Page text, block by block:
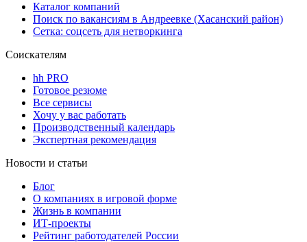
Каталог компаний
Поиск по вакансиям в Андреевке (Хасанский район)
Сетка: соцсеть для нетворкинга
Соискателям
hh PRO
Готовое резюме
Все сервисы
Хочу у вас работать
Производственный календарь
Экспертная рекомендация
Новости и статьи
Блог
О компаниях в игровой форме
Жизнь в компании
ИТ-проекты
Рейтинг работодателей России